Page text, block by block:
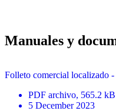
Manuales y
Folleto comercial localizado
PDF archivo, 565.2 kB
5 December 2023